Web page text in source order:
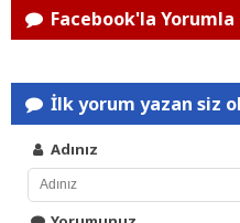
Facebook'la Yorumla
İlk yorum yazan siz
Adınız